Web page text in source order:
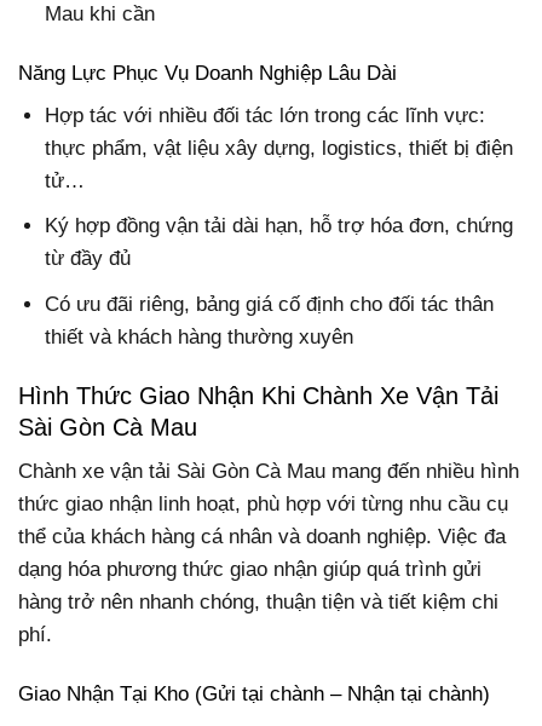
Mau khi cần
Năng Lực Phục Vụ Doanh Nghiệp Lâu Dài
Hợp tác với nhiều đối tác lớn trong các lĩnh vực:
thực phẩm, vật liệu xây dựng, logistics, thiết bị điện
tử…
Ký hợp đồng vận tải dài hạn, hỗ trợ hóa đơn, chứng
từ đầy đủ
Có ưu đãi riêng, bảng giá cố định cho đối tác thân
thiết và khách hàng thường xuyên
Hình Thức Giao Nhận Khi Chành Xe Vận Tải
Sài Gòn Cà Mau
Chành xe vận tải Sài Gòn Cà Mau mang đến nhiều hình
thức giao nhận linh hoạt, phù hợp với từng nhu cầu cụ
thể của khách hàng cá nhân và doanh nghiệp. Việc đa
dạng hóa phương thức giao nhận giúp quá trình gửi
hàng trở nên nhanh chóng, thuận tiện và tiết kiệm chi
phí.
Giao Nhận Tại Kho (Gửi tại chành – Nhận tại chành)